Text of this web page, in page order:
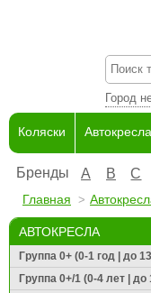
Город
Коляски Автокресла
Бренды A B C
Главная
АВТОКРЕСЛА
Группа 0+ (0-1 год | до
Группа 0+/1 (0-4 лет | до